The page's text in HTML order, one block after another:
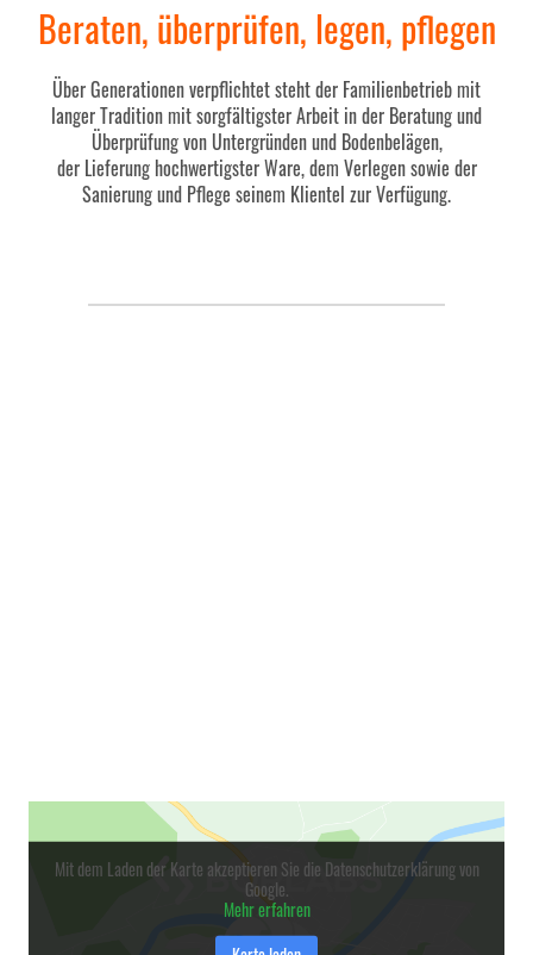
Beraten, überprüfen, legen, pflegen
Über Generationen verpflichtet steht der Familienbetrieb mit
langer Tradition mit sorgfältigster Arbeit in der Beratung und
Überprüfung von Untergründen und Bodenbelägen,
der Lieferung hochwertigster Ware, dem Verlegen sowie der
Sanierung und Pflege seinem Klientel zur Verfügung.
Mit dem Laden der Karte akzeptieren Sie die Datenschutzerklärung von
Google.
Mehr erfahren